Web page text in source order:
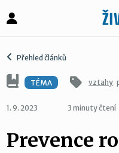
Přehled článků
TÉMA vztahy
1. 9. 2023 3 minuty čtení
Prevence